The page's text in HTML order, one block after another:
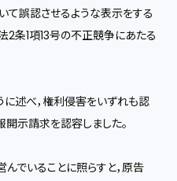
て誤認させるような表示をする
2条1項13号の不正競争にあたる
述べ，権利侵害をいずれも認
示請求を認容しました。
でいることに照らすと，原告